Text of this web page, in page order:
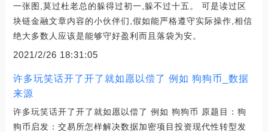
一张图,莫过杜老总的躲得过初一,躲不过十五。 可是读过区
块链金融文章内容的小伙伴们,假如能严格遵守实际操作,相信
绝大多数人应该是能够守好盈利而且落袋为安。
2021/2/26 18:31:05
许多玩笑话开了开了就如愿以偿了 例如 狗狗币_数据
来源
许多玩笑话开了开了就如愿以偿了 例如 狗狗币 原题目：狗
狗币启发：交易所怎样解决数据加密项目投资现代性转型发